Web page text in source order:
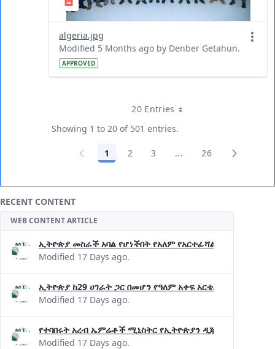
algeria.jpg
Modified 5 Months ago by Denber Getahun.
APPROVED
20 EntriesPer Page
Showing 1 to 20 of 501 entries.
Page
1 Page
2 Page
3 ...Intermediate Pages
Page
26
RECENT CONTENT
WEB CONTENT ARTICLE
ኢትዮጵያ መስራች አባል የሆነችበት የአለም የአርተፊሻል ኢንተሊጀንስ
Modified 17 Days ago.
ኢትዮጵያ ከ29 ሀገራት ጋር በመሆን የዓለም አቀፍ አርቴፊሻል
Modified 17 Days ago.
የተባበሩት አረብ ኤምሬቶች ሚኒስትር የኢትዮጵያን ዲጂታል ስኬት
Modified 17 Days ago.